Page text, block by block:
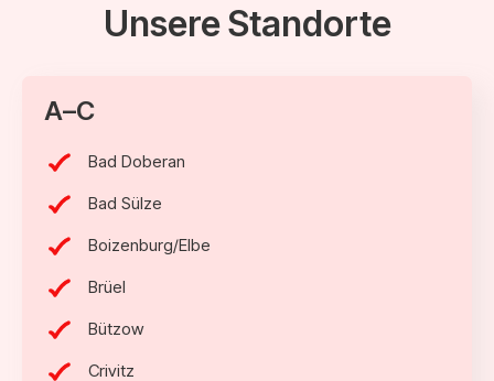
Unsere Standorte
A–C
Bad Doberan
Bad Sülze
Boizenburg/Elbe
Brüel
Bützow
Crivitz